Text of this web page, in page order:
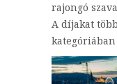
rajongó
A díjakat